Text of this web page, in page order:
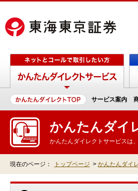
サービス案内
かんたんダイ
かんたんダイレクトサービスは
現在のページ： トップページ > かんたんダイ